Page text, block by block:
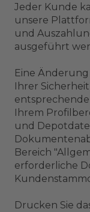
Jeder Kunde
unsere
und
ausgeführt
Eine
Ihrer
Ihrem
und
Bereich
erforderliche
Drucken Sie